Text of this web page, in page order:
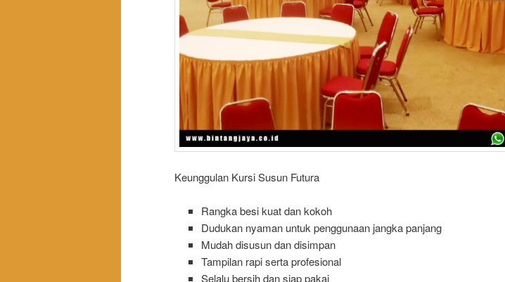
Keunggulan Kursi Susun Futura
Rangka besi kuat dan kokoh
Dudukan nyaman untuk penggunaan jangka panjang
Mudah disusun dan disimpan
Tampilan rapi serta profesional
Selalu bersih dan siap pakai